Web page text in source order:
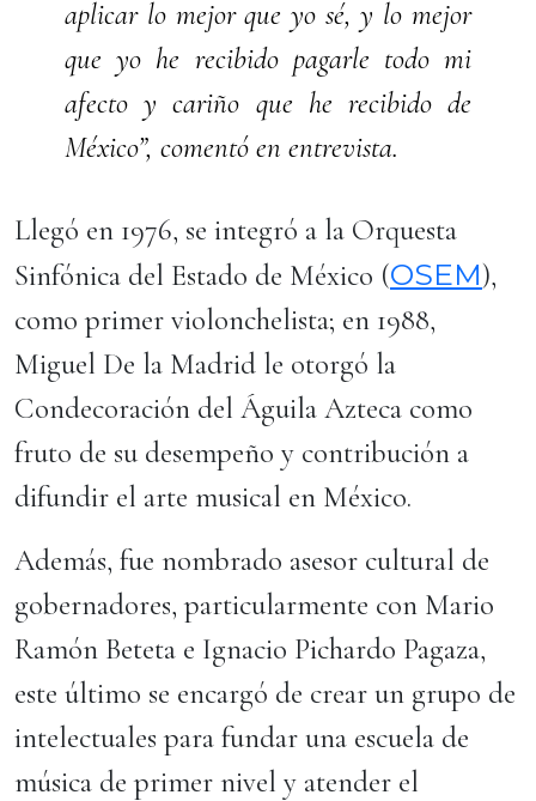
aplicar lo mejor que yo sé, y lo mejor
que yo he recibido pagarle todo mi
afecto y cariño que he recibido de
México”, comentó en entrevista.
Llegó en 1976, se integró a la Orquesta
Sinfónica del Estado de México (OSEM),
como primer violonchelista; en 1988,
Miguel De la Madrid le otorgó la
Condecoración del Águila Azteca como
fruto de su desempeño y contribución a
difundir el arte musical en México.
Además, fue nombrado asesor cultural de
gobernadores, particularmente con Mario
Ramón Beteta e Ignacio Pichardo Pagaza,
este último se encargó de crear un grupo de
intelectuales para fundar una escuela de
música de primer nivel y atender el